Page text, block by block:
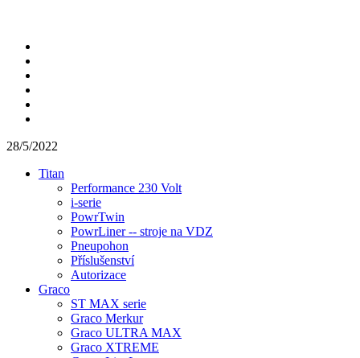
28/5/2022
Titan
Performance 230 Volt
i-serie
PowrTwin
PowrLiner -- stroje na VDZ
Pneupohon
Příslušenství
Autorizace
Graco
ST MAX serie
Graco Merkur
Graco ULTRA MAX
Graco XTREME